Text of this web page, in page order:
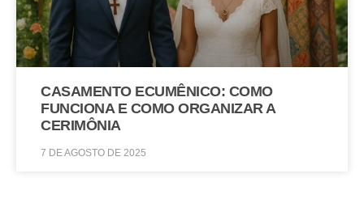
CASAMENTO ECUMÊNICO: COMO
FUNCIONA E COMO ORGANIZAR A
CERIMÔNIA
7 DE AGOSTO DE 2025